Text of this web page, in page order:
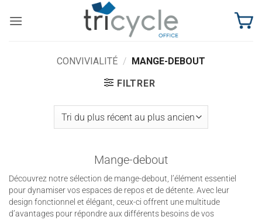
CONVIVIALITÉ / MANGE-DEBOUT
FILTRER
Mange-debout
Découvrez notre sélection de mange-debout, l’élément essentiel
pour dynamiser vos espaces de repos et de détente. Avec leur
design fonctionnel et élégant, ceux-ci offrent une multitude
d’avantages pour répondre aux différents besoins de vos